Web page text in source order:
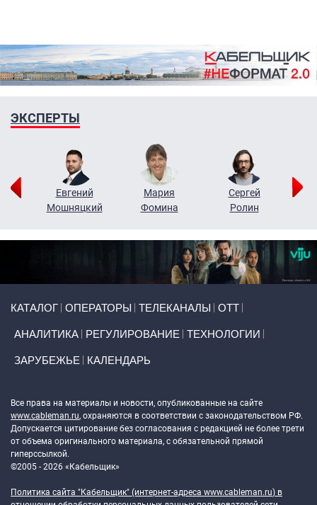
ЭКСПЕРТЫ
Евгений
Мошняцкий
Мария
Фомина
Сергей
Ролин
КАТАЛОГ ОПЕРАТОРЫ ТЕЛЕКАНАЛЫ ОТТ
АНАЛИТИКА РЕГУЛИРОВАНИЕ ТЕХНОЛОГИИ
ЗАРУБЕЖЬЕ КАЛЕНДАРЬ
Все права на материалы и новости, опубликованные на сайте
www.cableman.ru, охраняются в соответствии с законодательством РФ.
Допускается цитирование без согласования с редакцией не более трети
от объема оригинального материала, с обязательной прямой
гиперссылкой.
©2005 - 2026 «Кабельщик»
Политика сайта "Кабельщик" (интернет-адреса www.cableman.ru) в